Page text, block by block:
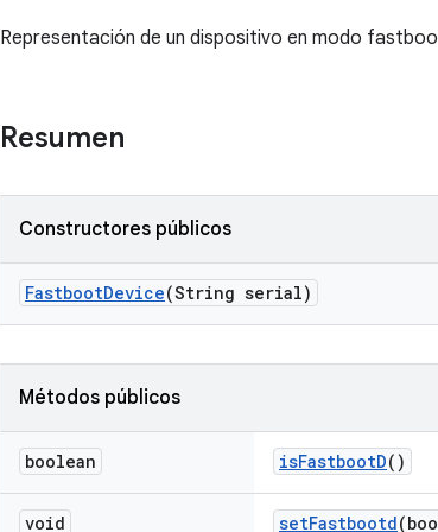
Representación de un dispositivo en modo
Resumen
Constructores públicos
FastbootDevice(String serial)
Métodos públicos
boolean isFastbootD()
void setFastbootd